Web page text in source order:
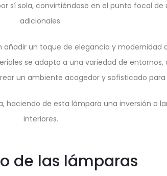
sí sola, convirtiéndose en el punto focal
adicionales.
un toque de elegancia y
se adapta a una variedad de
un ambiente acogedor y sofisticado para
haciendo de esta lámpara una inversión a
interiores.
de las lámparas